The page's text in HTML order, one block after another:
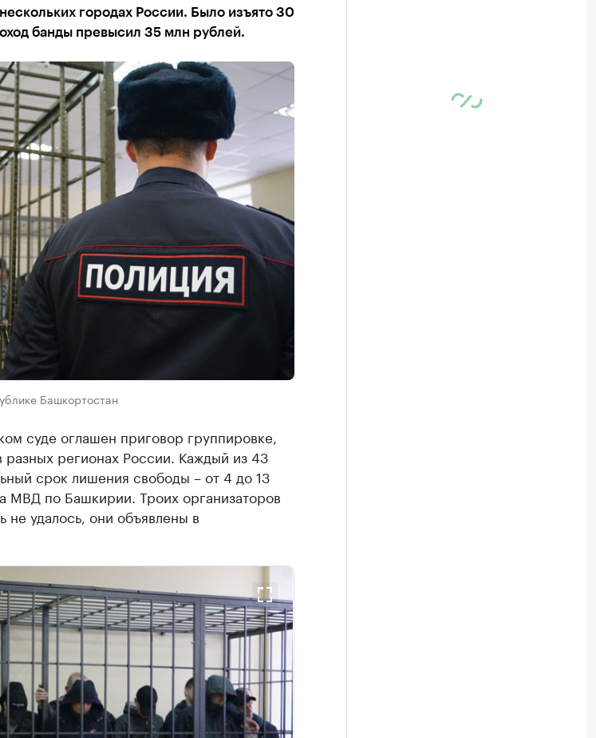
городах России. Было изъято 30
банды превысил 35 млн рублей.
Башкортостан
суде оглашен приговор группировке,
разных регионах России. Каждый из 43
срок лишения свободы – от 4 до 13
МВД по Башкирии. Троих организаторов
не удалось, они объявлены в